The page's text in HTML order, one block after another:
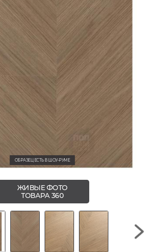
ОБРАЗЕЦ ЕСТЬ В ШОУ-РУМЕ
ЖИВЫЕ ФОТО
ТОВАРА 360